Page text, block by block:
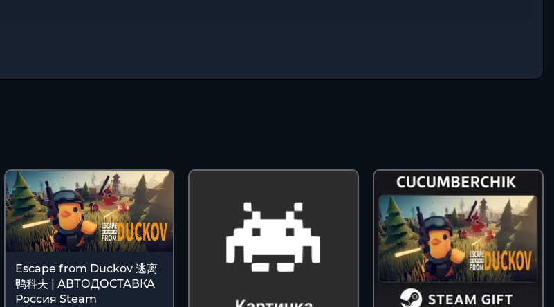
Escape from Duckov 逃离
鸭科夫 | АВТОДОСТАВКА
Россия Steam